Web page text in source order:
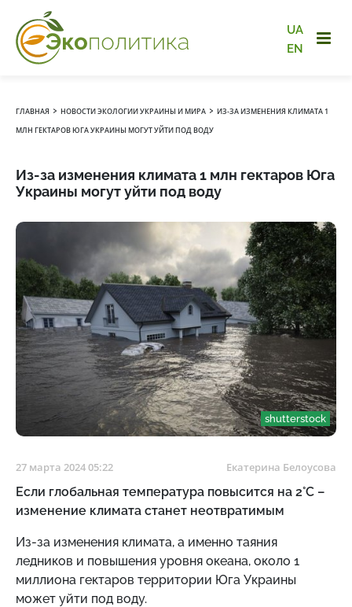
UA
EN
ГЛАВНАЯ › НОВОСТИ ЭКОЛОГИИ УКРАИНЫ И МИРА › ИЗ-ЗА ИЗМЕНЕНИЯ КЛИМАТА 1
МЛН ГЕКТАРОВ ЮГА УКРАИНЫ МОГУТ УЙТИ ПОД ВОДУ
Из-за изменения климата 1 млн гектаров Юга
Украины могут уйти под воду
shutterstock
27 марта 2024 05:22 Екатерина Белоусова
Если глобальная температура повысится на 2°C –
изменение климата станет неотвратимым
Из-за изменения климата, а именно таяния
ледников и повышения уровня океана, около 1
миллиона гектаров территории Юга Украины
может уйти под воду.